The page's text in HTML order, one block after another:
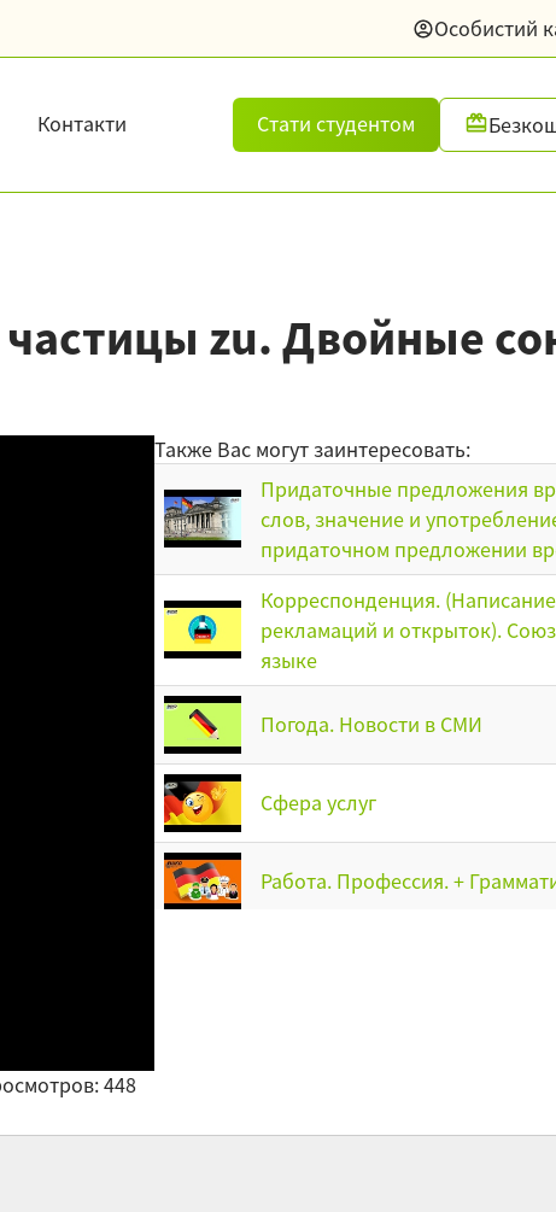
Особистий
Контакти Стати студентом
zu. Двойные
448
Также Вас могут заинтересовать:
Придаточные предложения
слов, значение и
придаточном предложении
Корреспонденция.
рекламаций и открыток).
языке
Погода. Новости в СМИ
Сфера услуг
Работа. Профессия. +